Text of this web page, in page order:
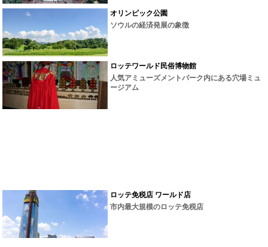
オリンピック公園
ソウルの経済発展の象徴
ロッテワールド民俗博物館
人気アミューズメントパーク内にある穴場ミュ
ージアム
ロッテ免税店 ワールド店
市内最大規模のロッテ免税店